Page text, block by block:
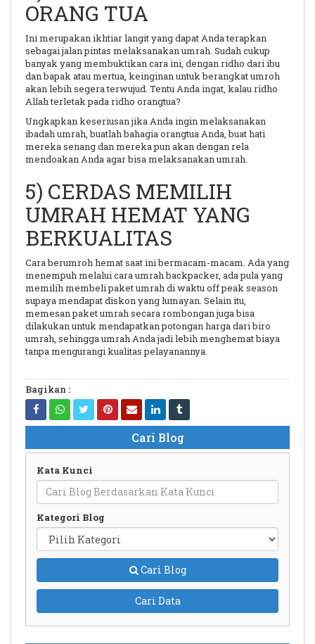
ORANG TUA
Ini merupakan ikhtiar langit yang dapat Anda terapkan
sebagai jalan pintas melaksanakan umrah. Sudah cukup
banyak yang membuktikan cara ini, dengan ridho dari ibu
dan bapak atau mertua, keinginan untuk berangkat umroh
akan lebih segera terwujud. Tentu Anda ingat, kalau ridho
Allah terletak pada ridho orangtua?
Ungkapkan keseriusan jika Anda ingin melaksanakan
ibadah umrah, buatlah bahagia orangtua Anda, buat hati
mereka senang dan mereka pun akan dengan rela
mendoakan Anda agar bisa melaksanakan umrah.
5) CERDAS MEMILIH
UMRAH HEMAT YANG
BERKUALITAS
Cara berumroh hemat saat ini bermacam-macam. Ada yang
menempuh melalui cara umrah backpacker, ada pula yang
memilih membeli paket umrah di waktu off peak season
supaya mendapat diskon yang lumayan. Selain itu,
memesan paket umrah secara rombongan juga bisa
dilakukan untuk mendapatkan potongan harga dari biro
umrah, sehingga umrah Anda jadi lebih menghemat biaya
tanpa mengurangi kualitas pelayanannya.
Bagikan :
Cari Blog
Kata Kunci
Kategori Blog
Cari Blog
Cari Data